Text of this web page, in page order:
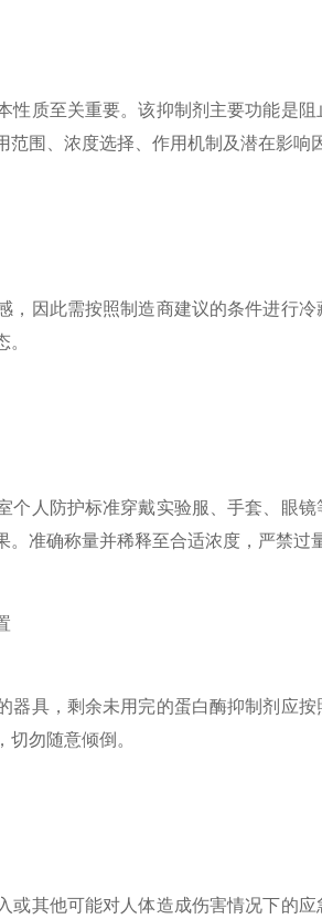
质至关重要。该抑制剂主要功能是阻
围、浓度选择、作用机制及潜在影响
因此需按照制造商建议的条件进行冷
人防护标准穿戴实验服、手套、眼镜
准确称量并稀释至合适浓度，严禁过
具，剩余未用完的蛋白酶抑制剂应按
勿随意倾倒。
其他可能对人体造成伤害情况下的应